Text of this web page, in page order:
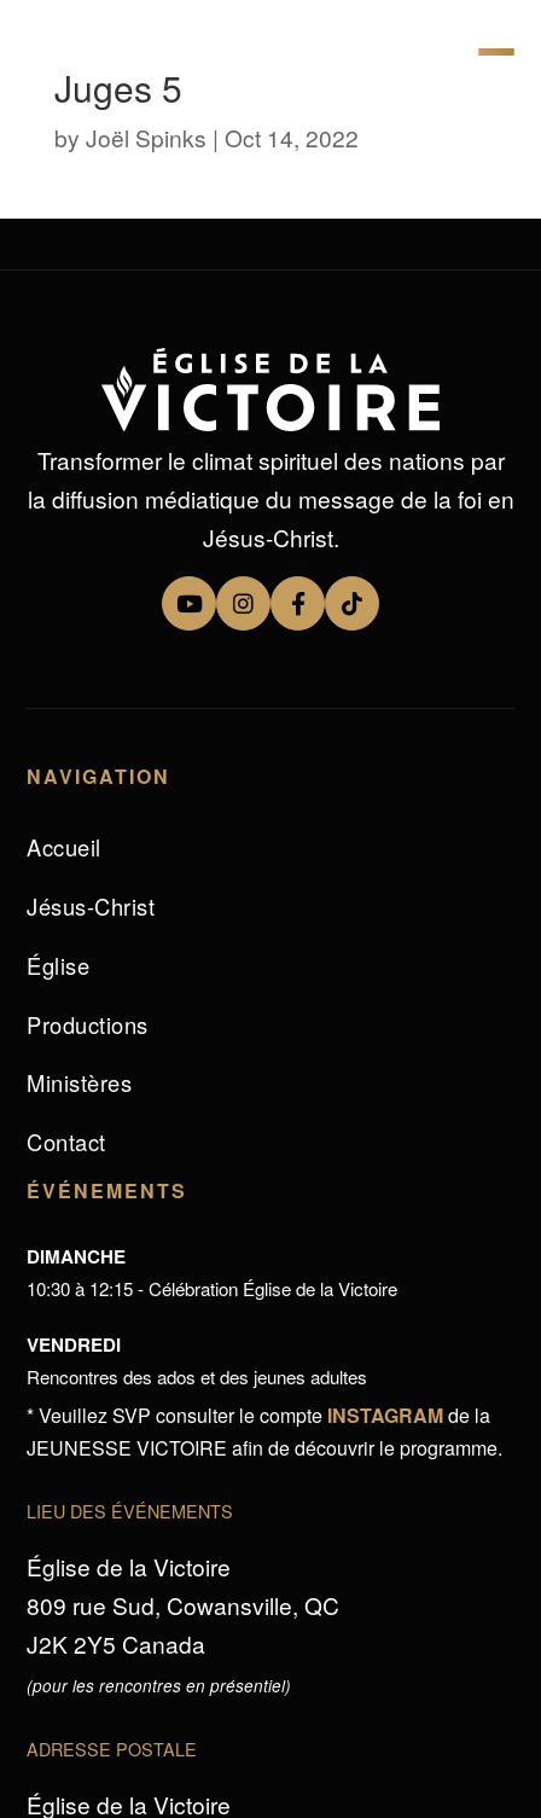
Juges 5
by Joël Spinks | Oct 14, 2022
Transformer le climat spirituel des nations par
la diffusion médiatique du message de la foi en
Jésus-Christ.
NAVIGATION
Accueil
Jésus-Christ
Église
Productions
Ministères
Contact
ÉVÉNEMENTS
DIMANCHE
10:30 à 12:15 - Célébration Église de la Victoire
VENDREDI
Rencontres des ados et des jeunes adultes
* Veuillez SVP consulter le compte INSTAGRAMde la
JEUNESSE VICTOIRE afin de découvrir le programme.
LIEU DES ÉVÉNEMENTS
Église de la Victoire
809 rue Sud, Cowansville, QC
J2K 2Y5 Canada
(pour les rencontres en présentiel)
ADRESSE POSTALE
Église de la Victoire